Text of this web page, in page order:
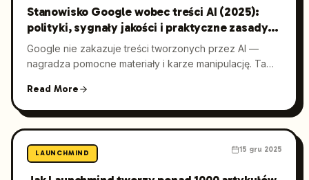
wzrost w wyszukiwarce bez zjadania czasu po stronie
klienta.
Stanowisko Google wobec treści AI (2025):
polityki, sygnały jakości i praktyczne zasady
dla marketerów
Google nie zakazuje treści tworzonych przez AI —
nagradza pomocne materiały i karze manipulację. Ta
wobec AI, najważniejsze wytyczne dotyczące treści AI
oraz praktyczne zasady, dzięki którym zespoły
Read More
LAUNCHMIND 15 gru 2025